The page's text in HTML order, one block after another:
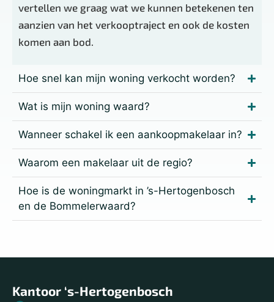
vertellen we graag wat we kunnen betekenen ten
aanzien van het verkooptraject en ook de kosten
komen aan bod.
Hoe snel kan mijn woning verkocht worden?
Wat is mijn woning waard?
Wanneer schakel ik een aankoopmakelaar in?
Waarom een makelaar uit de regio?
Hoe is de woningmarkt in ’s-Hertogenbosch
en de Bommelerwaard?
Kantoor ‘s-Hertogenbosch